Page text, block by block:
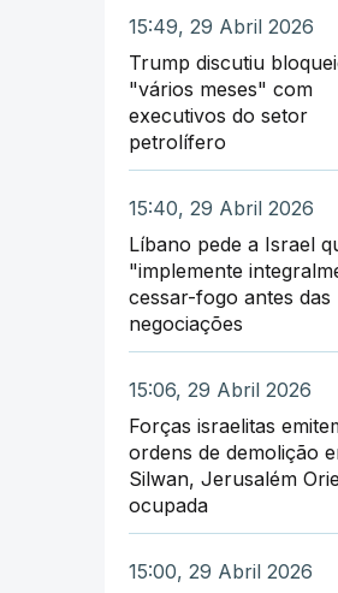
15:49, 29 Abril 2026
Trump discutiu
"vários meses" com
executivos do setor
petrolífero
15:40, 29 Abril 2026
Líbano pede a Israel
"implemente
cessar-fogo antes das
negociações
15:06, 29 Abril 2026
Forças israelitas
ordens de demolição
Silwan, Jerusalém
ocupada
15:00, 29 Abril 2026